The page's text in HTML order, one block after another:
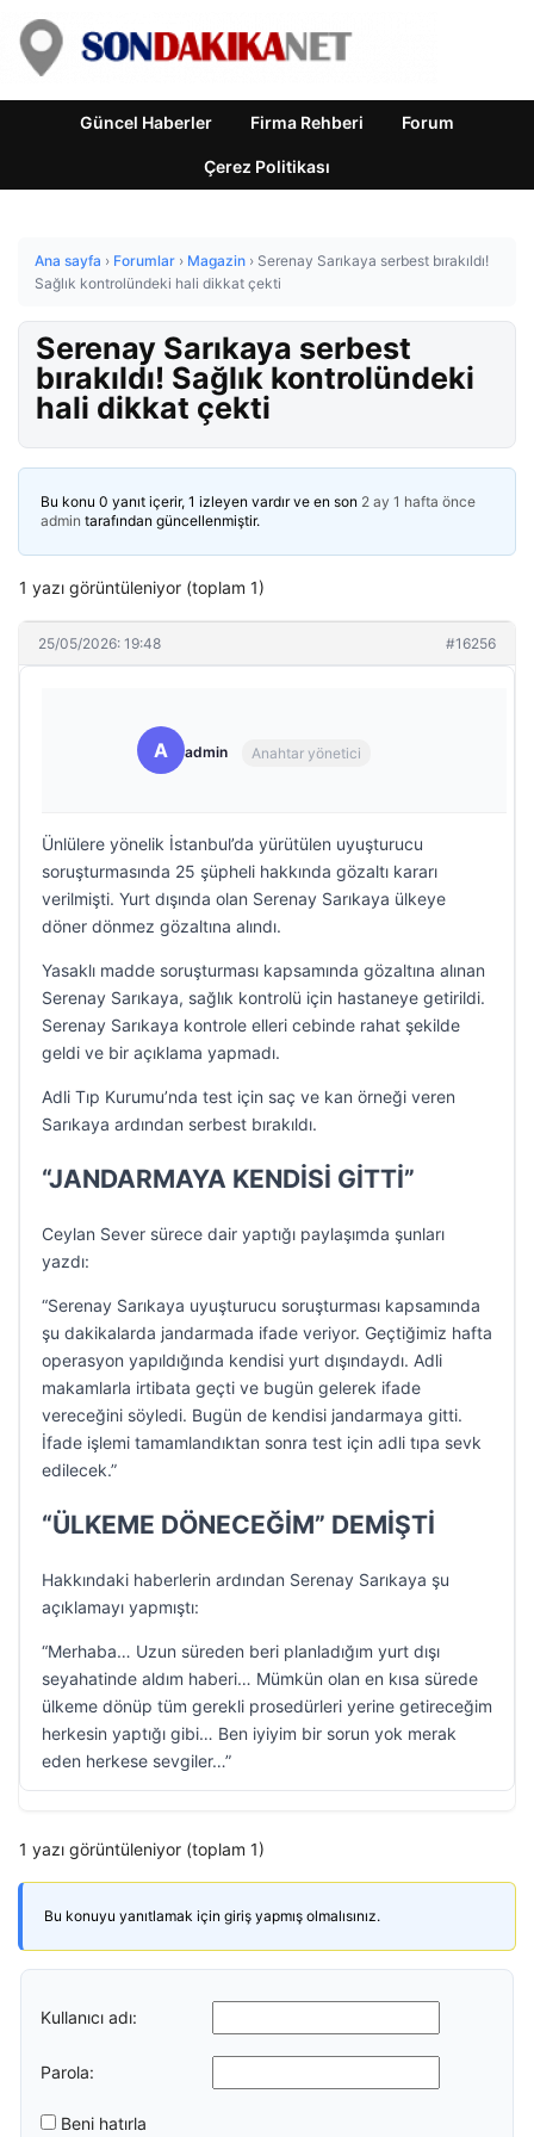
Güncel Haberler Firma Rehberi Forum
Çerez Politikası
Ana sayfa › Forumlar › Magazin › Serenay Sarıkaya serbest bırakıldı!
Sağlık kontrolündeki hali dikkat çekti
Serenay Sarıkaya serbest
bırakıldı! Sağlık kontrolündeki
hali dikkat çekti
Bu konu 0 yanıt içerir, 1 izleyen vardır ve en son 2 ay 1 hafta önce
admin tarafından güncellenmiştir.
1 yazı görüntüleniyor (toplam 1)
25/05/2026: 19:48 #16256
A admin Anahtar yönetici
Ünlülere yönelik İstanbul’da yürütülen uyuşturucu
soruşturmasında 25 şüpheli hakkında gözaltı kararı
verilmişti. Yurt dışında olan Serenay Sarıkaya ülkeye
döner dönmez gözaltına alındı.
Yasaklı madde soruşturması kapsamında gözaltına alınan
Serenay Sarıkaya, sağlık kontrolü için hastaneye getirildi.
Serenay Sarıkaya kontrole elleri cebinde rahat şekilde
geldi ve bir açıklama yapmadı.
Adli Tıp Kurumu’nda test için saç ve kan örneği veren
Sarıkaya ardından serbest bırakıldı.
“JANDARMAYA KENDİSİ GİTTİ”
Ceylan Sever sürece dair yaptığı paylaşımda şunları
yazdı:
“Serenay Sarıkaya uyuşturucu soruşturması kapsamında
şu dakikalarda jandarmada ifade veriyor. Geçtiğimiz hafta
operasyon yapıldığında kendisi yurt dışındaydı. Adli
makamlarla irtibata geçti ve bugün gelerek ifade
vereceğini söyledi. Bugün de kendisi jandarmaya gitti.
İfade işlemi tamamlandıktan sonra test için adli tıpa sevk
edilecek.”
“ÜLKEME DÖNECEĞİM” DEMİŞTİ
Hakkındaki haberlerin ardından Serenay Sarıkaya şu
açıklamayı yapmıştı:
“Merhaba… Uzun süreden beri planladığım yurt dışı
seyahatinde aldım haberi… Mümkün olan en kısa sürede
ülkeme dönüp tüm gerekli prosedürleri yerine getireceğim
herkesin yaptığı gibi… Ben iyiyim bir sorun yok merak
eden herkese sevgiler…”
1 yazı görüntüleniyor (toplam 1)
Bu konuyu yanıtlamak için giriş yapmış olmalısınız.
Kullanıcı adı:
Parola:
Beni hatırla